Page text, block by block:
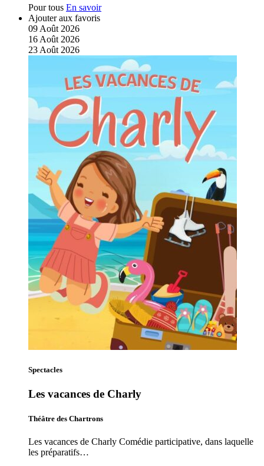
Pour tous En savoir
Ajouter aux favoris
09 Août 2026
16 Août 2026
23 Août 2026
Spectacles
Les vacances de Charly
Théâtre des Chartrons
Les vacances de Charly Comédie participative, dans laquelle
les préparatifs…